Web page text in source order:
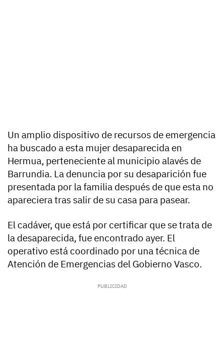
Un amplio dispositivo de recursos de emergencia
ha buscado a esta mujer desaparecida en
Hermua, perteneciente al municipio alavés de
Barrundia. La denuncia por su desaparición fue
presentada por la familia después de que esta no
apareciera tras salir de su casa para pasear.
El cadáver, que está por certificar que se trata de
la desaparecida, fue encontrado ayer. El
operativo está coordinado por una técnica de
Atención de Emergencias del Gobierno Vasco.